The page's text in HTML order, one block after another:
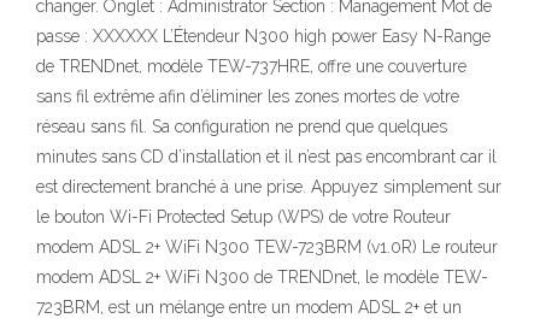
changer. Onglet : Administrator Section : Management Mot de
passe : XXXXXX L’Étendeur N300 high power Easy N-Range
de TRENDnet, modèle TEW-737HRE, offre une couverture
sans fil extrême afin d’éliminer les zones mortes de votre
réseau sans fil. Sa configuration ne prend que quelques
minutes sans CD d’installation et il n’est pas encombrant car il
est directement branché à une prise. Appuyez simplement sur
le bouton Wi-Fi Protected Setup (WPS) de votre Routeur
modem ADSL 2+ WiFi N300 TEW-723BRM (v1.0R) Le routeur
modem ADSL 2+ WiFi N300 de TRENDnet, le modèle TEW-
723BRM, est un mélange entre un modem ADSL 2+ et un